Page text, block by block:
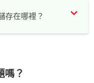
存在哪裡？
嗎？